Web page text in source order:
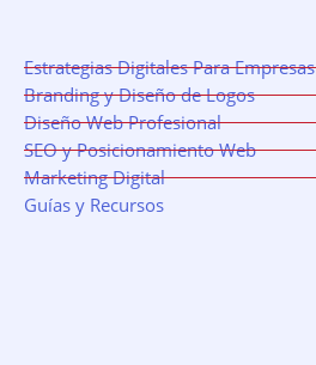
Estrategias Digitales Para Empresas
Branding y Diseño de Logos
Diseño Web Profesional
SEO y Posicionamiento Web
Marketing Digital
Guías y Recursos